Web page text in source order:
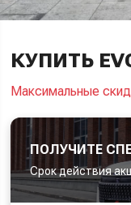
КУПИТЬ
Максимальные
ПОЛУЧИТЕ
Срок действия